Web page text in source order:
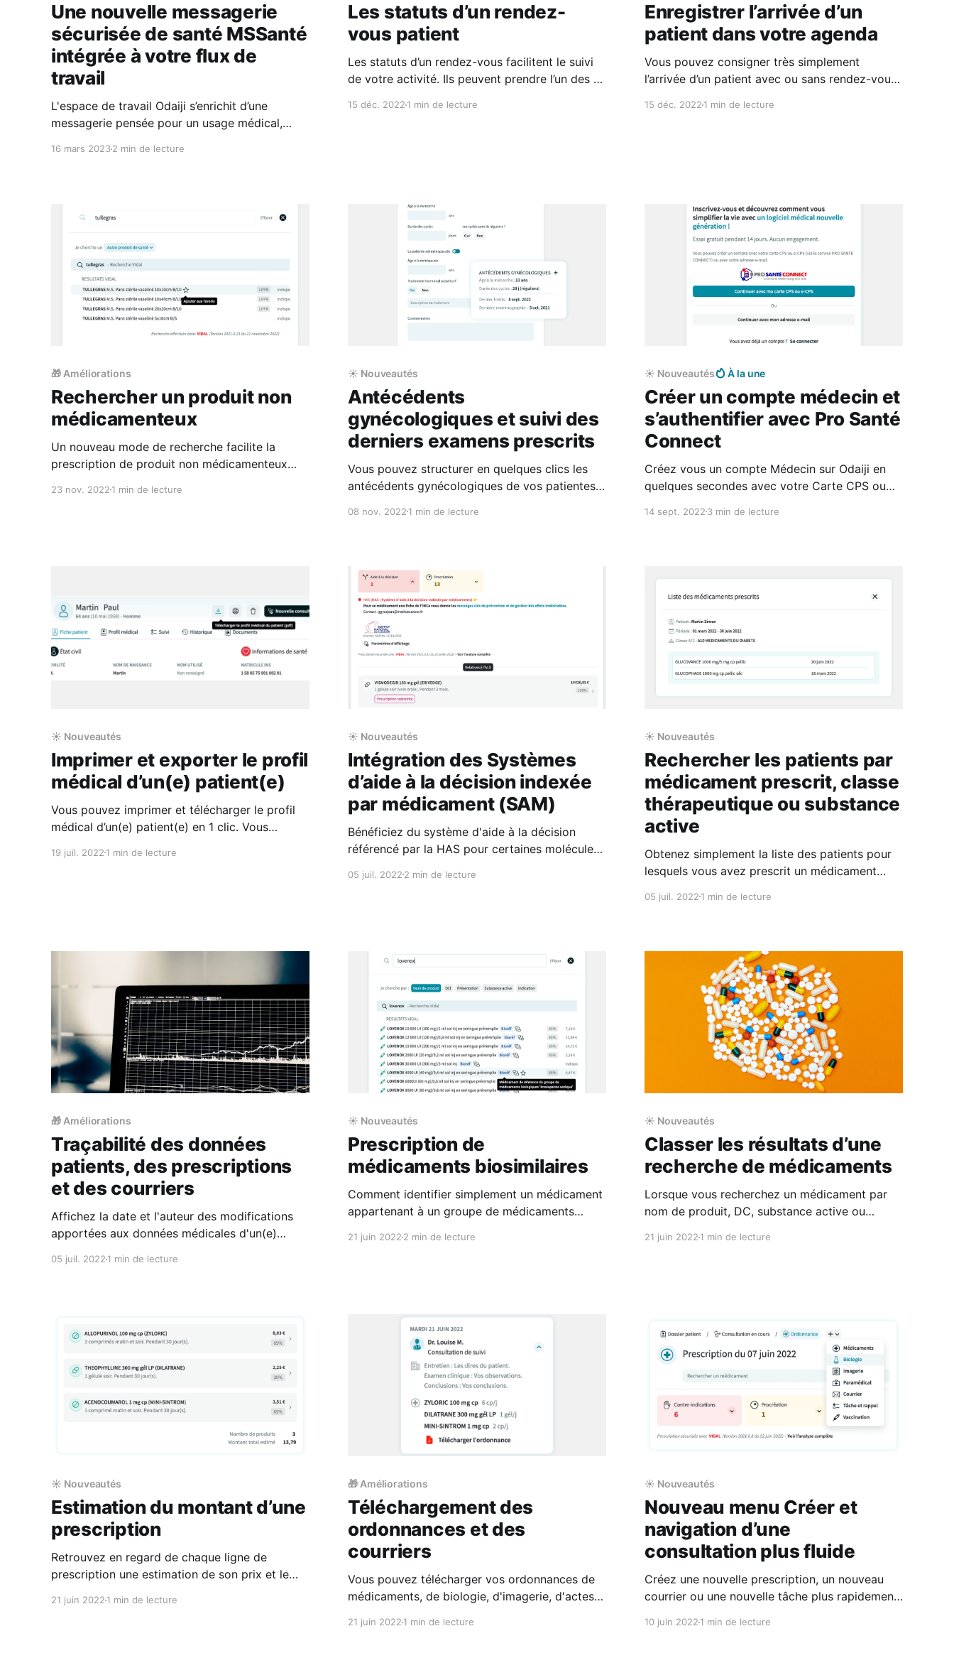
Une nouvelle messagerie
sécurisée de santé MSSanté
intégrée à votre flux de
travail
L'espace de travail Odaiji s’enrichit d’une
messagerie pensée pour un usage médical,
16 mars 20232 min de lecture
Les statuts d’un rendez-
vous patient
Les statuts d’un rendez-vous facilitent le suivi
de votre activité. Ils peuvent prendre l’un des 6
15 déc. 20221 min de lecture
Enregistrer l’arrivée d’un
patient dans votre agenda
Vous pouvez consigner très simplement
l’arrivée d’un patient avec ou sans rendez-vous
15 déc. 20221 min de lecture
🎁 Améliorations
Rechercher un produit non
médicamenteux
Un nouveau mode de recherche facilite la
prescription de produit non médicamenteux
23 nov. 2022 1 min de lecture
☀️ Nouveautés
Antécédents
gynécologiques et suivi des
derniers examens prescrits
Vous pouvez structurer en quelques clics les
antécédents gynécologiques de vos patientes
gynécologiques sans parcourir l’historique du
dossiers, nous avons ajouté une nouvelle
famille
08 nov. 20221 min de lecture
☀️ Nouveautés À la une
Créer un compte médecin et
s’authentifier avec Pro Santé
Connect
Créez vous un compte Médecin sur Odaiji en
quelques secondes avec votre Carte CPS ou
14 sept. 20223 min de lecture
☀️ Nouveautés
Imprimer et exporter le profil
médical d’un(e) patient(e)
Vous pouvez imprimer et télécharger le profil
médical d’un(e) patient(e) en 1 clic. Vous
des données en choisissant les rubriques que
19 juil. 2022 1 min de lecture
☀️ Nouveautés
Intégration des Systèmes
d’aide à la décision indexée
par médicament (SAM)
Bénéficiez du système d'aide à la décision
référencé par la HAS pour certaines molécules
de sécurisation de votre prescription, et
05 juil. 20222 min de lecture
☀️ Nouveautés
Rechercher les patients par
médicament prescrit, classe
thérapeutique ou substance
active
Obtenez simplement la liste des patients pour
lesquels vous avez prescrit un médicament
(classification ATC) ou une substance, sur une
et choisissez Ajouter un filtre, précisez si vous
recherchez par
05 juil. 20221 min de lecture
🎁 Améliorations
Traçabilité des données
patients, des prescriptions
et des courriers
Affichez la date et l'auteur des modifications
apportées aux données médicales d'un(e)
validation des ordonnances et des courriers.
état
05 juil. 2022 1 min de lecture
☀️ Nouveautés
Prescription de
médicaments biosimilaires
Comment identifier simplement un médicament
appartenant à un groupe de médicaments
biosimilaire ?
21 juin 20222 min de lecture
☀️ Nouveautés
Classer les résultats d’une
recherche de médicaments
Lorsque vous recherchez un médicament par
nom de produit, DC, substance active ou
les résultats issus de la BdM VIDAL par ordre
21 juin 20221 min de lecture
☀️ Nouveautés
Estimation du montant d’une
prescription
Retrouvez en regard de chaque ligne de
prescription une estimation de son prix et le
l'Assurance Maladie pour le médicament
21 juin 2022 1 min de lecture
🎁 Améliorations
Téléchargement des
ordonnances et des
courriers
Vous pouvez télécharger vos ordonnances de
médicaments, de biologie, d'imagerie, d'actes
partir de l’historique de consultation du patient.
21 juin 20221 min de lecture
☀️ Nouveautés
Nouveau menu Créer et
navigation d’une
consultation plus fluide
Créez une nouvelle prescription, un nouveau
courrier ou une nouvelle tâche plus rapidement.
vos consultations.
10 juin 20221 min de lecture